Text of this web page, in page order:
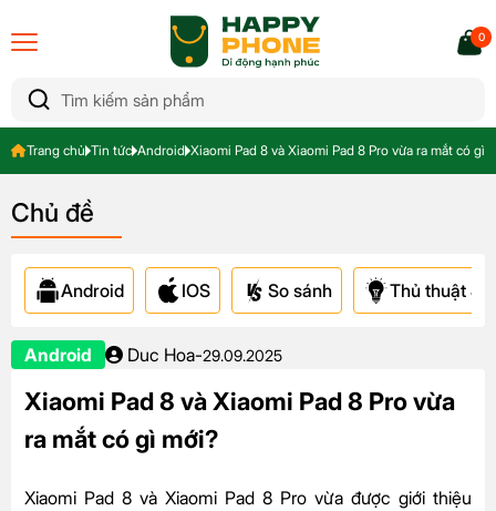
0
Trang chủ Tin tức Android Xiaomi Pad 8 và Xiaomi Pad 8 Pro vừa ra mắt có gì
Chủ đề
Android IOS So sánh Thủ thuật &
Android Duc Hoa-29.09.2025
Xiaomi Pad 8 và Xiaomi Pad 8 Pro vừa
ra mắt có gì mới?
Xiaomi Pad 8 và Xiaomi Pad 8 Pro vừa được giới thiệu